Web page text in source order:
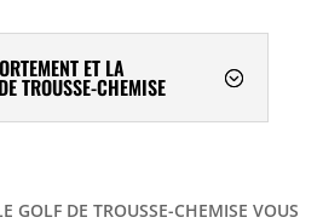
ET LA
TROUSSE-CHEMISE
GOLF DE TROUSSE-CHEMISE VOUS